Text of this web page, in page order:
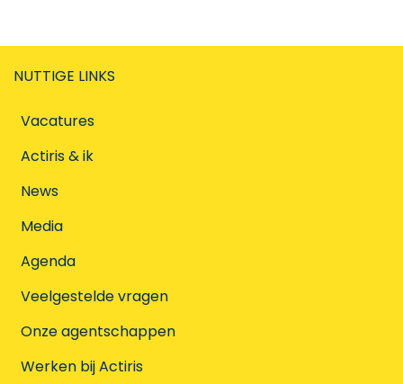
NUTTIGE LINKS
Vacatures
Actiris & ik
News
Media
Agenda
Veelgestelde vragen
Onze agentschappen
Werken bij Actiris